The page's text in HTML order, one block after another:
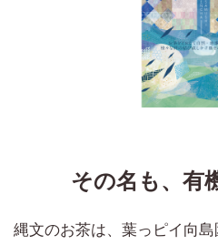
その名も、有
縄文のお茶は、葉っピイ向